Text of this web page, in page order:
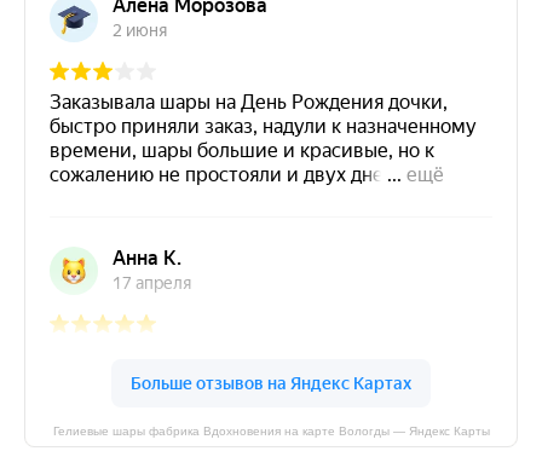
Гелиевые шары фабрика Вдохновения на карте Вологды — Яндекс Карты